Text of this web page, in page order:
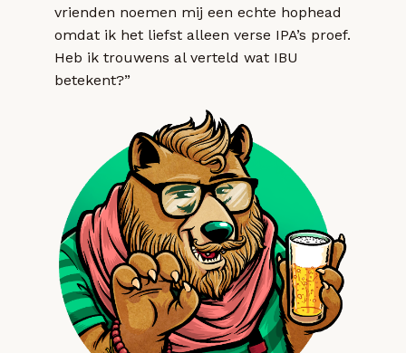
vrienden noemen mij een echte hophead
omdat ik het liefst alleen verse IPA’s proef.
Heb ik trouwens al verteld wat IBU
betekent?”